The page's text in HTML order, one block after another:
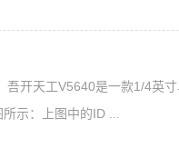
开天工V5640是一款1/4英
示：上图中的ID ...